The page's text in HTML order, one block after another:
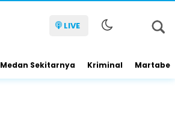
LIVE
Medan Sekitarnya Kriminal Martabe